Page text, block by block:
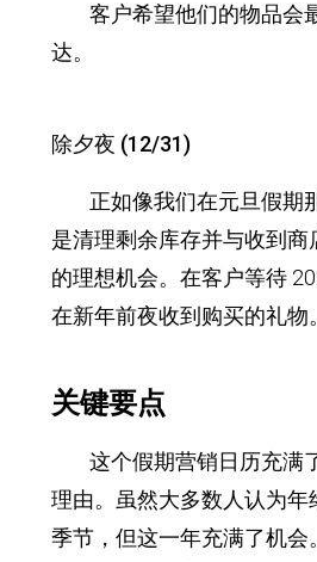
客户希望他们的物品会
达。
除夕夜 (12/31)
正如像我们在元旦假期
是清理剩余库存并与收到
的理想机会。 在客户等待
在新年前夜收到购买的礼物。
关键要点
这个假期营销日历充满
理由。 虽然大多数人认为
季节，但这一年充满了机会。